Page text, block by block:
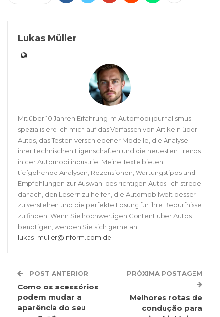
Lukas Müller
Mit über 10 Jahren Erfahrung im Automobiljournalismus
spezialisiere ich mich auf das Verfassen von Artikeln über
Autos, das Testen verschiedener Modelle, die Analyse
ihrer technischen Eigenschaften und die neuesten Trends
in der Automobilindustrie. Meine Texte bieten
tiefgehende Analysen, Rezensionen, Wartungstipps und
Empfehlungen zur Auswahl des richtigen Autos. Ich strebe
danach, den Lesern zu helfen, die Automobilwelt besser
zu verstehen und die perfekte Lösung für ihre Bedürfnisse
zu finden. Wenn Sie hochwertigen Content über Autos
benötigen, wenden Sie sich gerne an:
lukas_muller@inform.com.de.
POST ANTERIOR
Como os acessórios
podem mudar a
aparência do seu
PRÓXIMA POSTAGEM
Melhores rotas de
condução para